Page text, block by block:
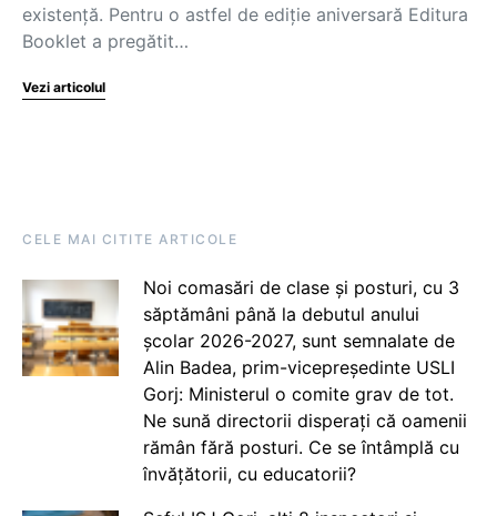
existență. Pentru o astfel de ediție aniversară Editura
Booklet a pregătit…
Vezi articolul
CELE MAI CITITE ARTICOLE
Noi comasări de clase și posturi, cu 3
săptămâni până la debutul anului
școlar 2026-2027, sunt semnalate de
Alin Badea, prim-vicepreședinte USLI
Gorj: Ministerul o comite grav de tot.
Ne sună directorii disperați că oamenii
rămân fără posturi. Ce se întâmplă cu
învățătorii, cu educatorii?